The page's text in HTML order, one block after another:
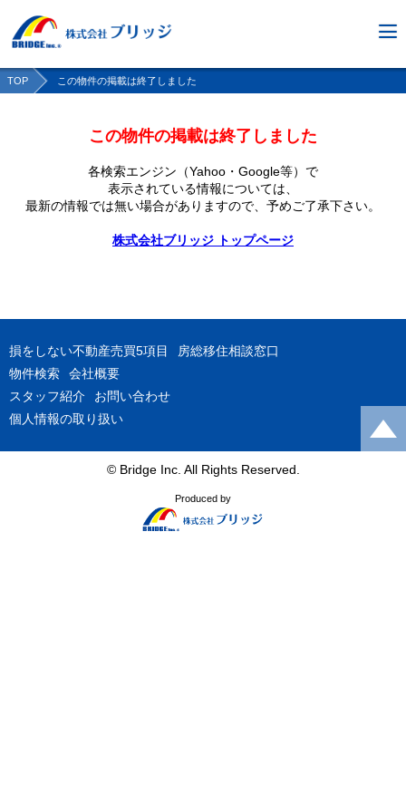
TOP この物件の掲載は終了しました
この物件の掲載は終了しました
各検索エンジン（Yahoo・Google等）で
表示されている情報については、
最新の情報では無い場合がありますので、 予めご了承下さい。
株式会社ブリッジ トップページ
損をしない不動産売買5項目
房総移住相談窓口
物件検索
会社概要
スタッフ紹介
お問い合わせ
個人情報の取り扱い
© Bridge Inc. All Rights Reserved.
Produced by